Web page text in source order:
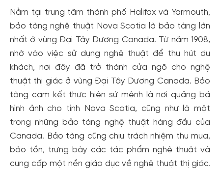
Nằm tại trung tâm thành phố Halifax và Yarmouth,
bảo tàng nghệ thuật Nova Scotia là bảo tàng lớn
nhất ở vùng Đại Tây Dương Canada. Từ năm 1908,
nhờ vào việc sử dụng nghệ thuật để thu hút du
khách, nơi đây đã trở thành cửa ngõ cho nghệ
thuật thị giác ở vùng Đại Tây Dương Canada. Bảo
tàng cam kết thực hiện sứ mệnh là nơi quảng bá
hình ảnh cho tỉnh Nova Scotia, cũng như là một
trong những bảo tàng nghệ thuật hàng đầu của
Canada. Bảo tàng cũng chịu trách nhiệm thu mua,
bảo tồn, trưng bày các tác phẩm nghệ thuật và
cung cấp một nền giáo dục về nghệ thuật thị giác.
Tạo tài khoản nhanh - nhận nhiều ưu
đãi!